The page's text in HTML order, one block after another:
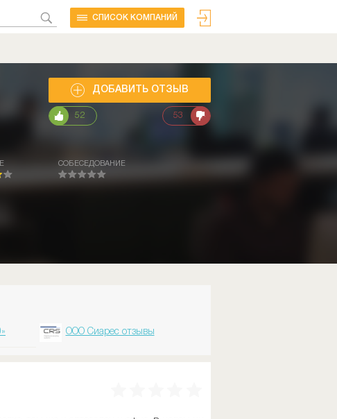
CПИСОК КОМПАНИЙ
ДОБАВИТЬ ОТЗЫВ
52 53
СОБЕСЕДОВАНИЕ
ООО Сиарес отзывы